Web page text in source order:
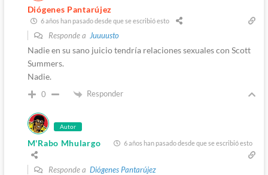
Diógenes Pantarújez
6 años han pasado desde que se escribió esto
Responde a Juuuusto
Nadie en su sano juicio tendría relaciones sexuales con Scott
Summers.
Nadie.
0 Responder
Autor
M'Rabo Mhulargo 6 años han pasado desde que se escribió esto
Responde a Diógenes Pantarújez